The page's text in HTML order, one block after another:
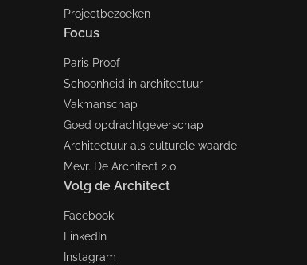
Projectbezoeken
Focus
Paris Proof
Schoonheid in architectuur
Vakmanschap
Goed opdrachtgeverschap
Architectuur als culturele waarde
Mevr. De Architect 2.0
Volg de Architect
Facebook
LinkedIn
Instagram